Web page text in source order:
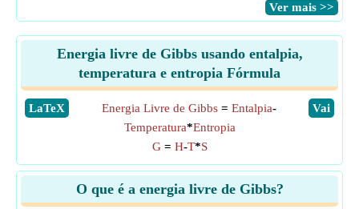
​Ver mais >>
Energia livre de Gibbs usando entalpia,
temperatura e entropia Fórmula
​LaTeX ​Vai
Energia Livre de Gibbs= Entalpia-
Temperatura*Entropia
G= H-T*S
O que é a energia livre de Gibbs?